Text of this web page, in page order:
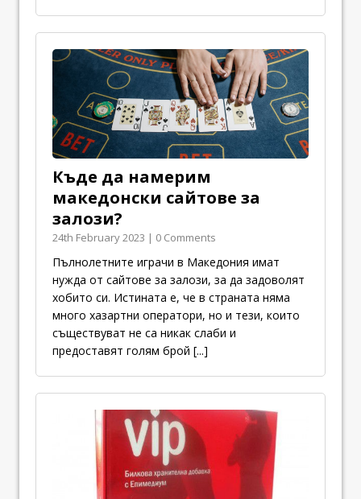
Къде да намерим
македонски сайтове за
залози?
24th February 2023 | 0 Comments
Пълнолетните играчи в Македония имат
нужда от сайтове за залози, за да задоволят
хобито си. Истината е, че в страната няма
много хазартни оператори, но и тези, които
съществуват не са никак слаби и
предоставят голям брой [...]